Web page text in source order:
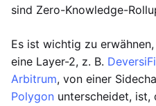
sind Zero-Knowledge-
Es ist wichtig zu
eine Layer-2, z. B. DeversiFi
Arbitrum, von einer
Polygon unterscheidet, ist,